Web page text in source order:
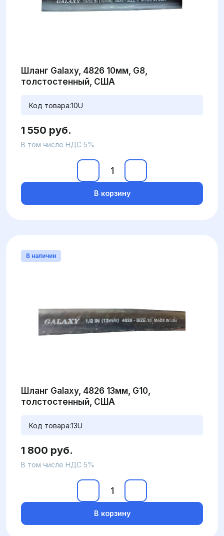
Шланг Galaxy, 4826 10мм, G8,
толстостенный, США
Код товара:10U
1 550 руб.
В том числе НДС 5%
В корзину
В наличии
Шланг Galaxy, 4826 13мм, G10,
толстостенный, США
Код товара:13U
1 800 руб.
В том числе НДС 5%
В корзину